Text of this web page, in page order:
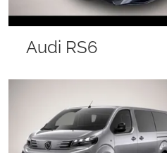
Audi RS6